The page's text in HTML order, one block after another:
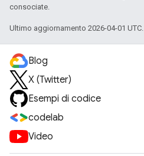
consociate.
Ultimo aggiornamento 2026-04-01 UTC.
Blog
X (Twitter)
Esempi di codice
codelab
Video